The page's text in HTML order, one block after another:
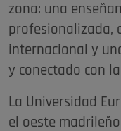
zona: una
profesionalizada,
internacional y
y conectado con
La Universidad
el oeste